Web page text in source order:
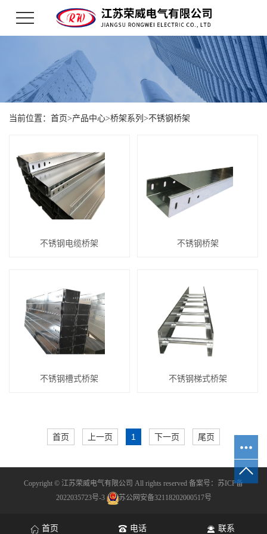
当前位置： 首页>产品中心>桥架系列 >不锈钢桥架
不锈钢电缆桥架 不锈钢桥架
不锈钢槽式桥架 不锈钢梯式桥架
首页 上一页 1 下一页 尾页
Copyright © 江苏荣威电气有限公司 All rights reserved 备案号： 苏ICP备
2022035723号-3
苏公网安备32118202000517号
首页 电话 联系